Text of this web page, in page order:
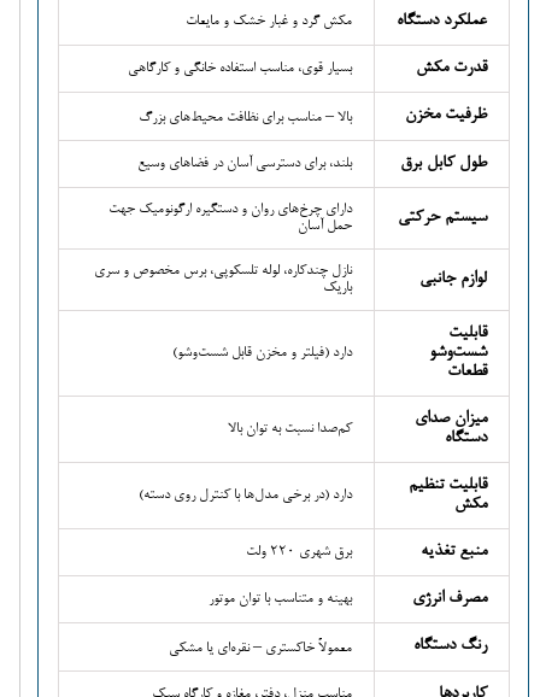
عملکرد دستگاه مکش گرد و غبار خشک و مایعات
قدرت مکش بسیار قوی، مناسب استفاده خانگی و کارگاهی
ظرفیت مخزن بالا – مناسب برای نظافت محیط‌های بزرگ
طول کابل برق بلند، برای دسترسی آسان در فضاهای وسیع
سیستم حرکتی
دارای چرخ‌های روان و دستگیره ارگونومیک جهت
حمل آسان
لوازم جانبی
نازل چندکاره، لوله تلسکوپی، برس مخصوص و سری
باریک
قابلیت
شست‌وشو
قطعات
دارد (فیلتر و مخزن قابل شست‌وشو)
میزان صدای
دستگاه
کم‌صدا نسبت به توان بالا
قابلیت تنظیم
مکش
دارد (در برخی مدل‌ها با کنترل روی دسته)
منبع تغذیه برق شهری 220 ولت
مصرف انرژی بهینه و متناسب با توان موتور
رنگ دستگاه معمولاً خاکستری – نقره‌ای یا مشکی